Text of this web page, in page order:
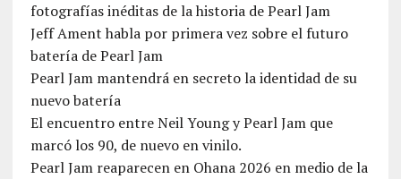
fotografías inéditas de la historia de Pearl Jam
Jeff Ament habla por primera vez sobre el futuro
batería de Pearl Jam
Pearl Jam mantendrá en secreto la identidad de su
nuevo batería
El encuentro entre Neil Young y Pearl Jam que
marcó los 90, de nuevo en vinilo.
Pearl Jam reaparecen en Ohana 2026 en medio de la